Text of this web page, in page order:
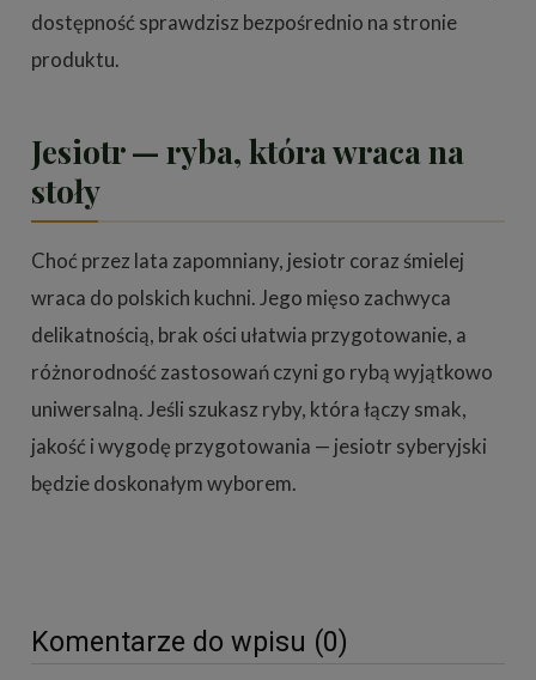
dostępność sprawdzisz bezpośrednio na stronie
produktu.
Jesiotr — ryba, która wraca na
stoły
Choć przez lata zapomniany, jesiotr coraz śmielej
wraca do polskich kuchni. Jego mięso zachwyca
delikatnością, brak ości ułatwia przygotowanie, a
różnorodność zastosowań czyni go rybą wyjątkowo
uniwersalną. Jeśli szukasz ryby, która łączy smak,
jakość i wygodę przygotowania — jesiotr syberyjski
będzie doskonałym wyborem.
Komentarze do wpisu (0)